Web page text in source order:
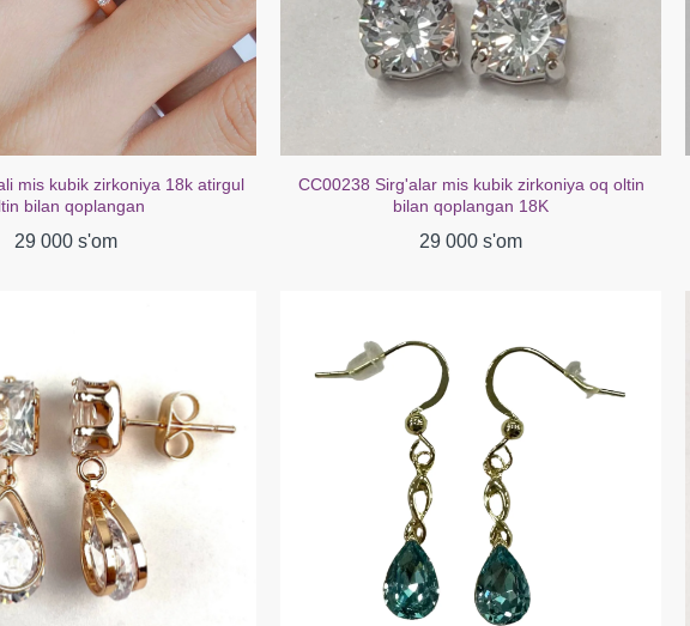
mis kubik zirkoniya 18k atirgul
bilan qoplangan
29 000 s'om
CC00238 Sirg'alar mis kubik zirkoniya oq oltin
bilan qoplangan 18K
29 000 s'om